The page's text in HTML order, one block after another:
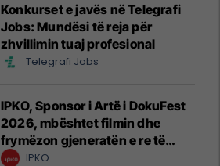
Konkurset e javës në Telegrafi
Jobs: Mundësi të reja për
zhvillimin tuaj profesional
Telegrafi Jobs
IPKO, Sponsor i Artë i DokuFest
2026, mbështet filmin dhe
frymëzon gjeneratën e re të
krijuesve
IPKO